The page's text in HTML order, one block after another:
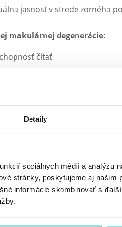
Detaily
sociálnych médií a analýzu
stránky, poskytujeme aj našim
informácie skombinovať s
jasnosť v strede zorného
makulárnej degenerácie:
čítať
podmienenej
pri videní
citlivosť